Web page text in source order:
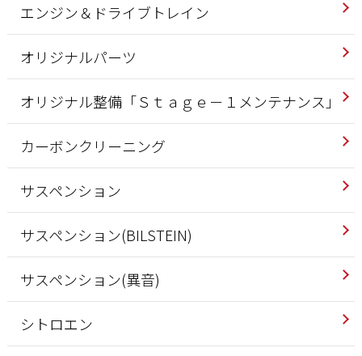
エンジン＆ドライブトレイン
オリジナルパーツ
オリジナル整備「Ｓｔａｇｅ－１メンテナンス」
カーボンクリーニング
サスペンション
サスペンション(BILSTEIN)
サスペンション(異音)
シトロエン